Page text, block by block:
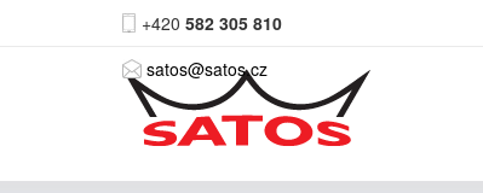
+420 582 305 810
satos@satos.cz